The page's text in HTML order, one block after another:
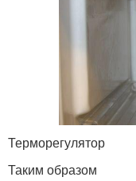
Терморегулятор
Таким образом